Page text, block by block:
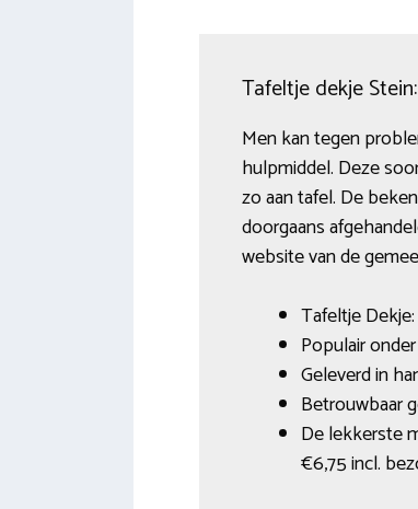
Tafeltje dekje
Men kan tegen
hulpmiddel. Deze
zo aan tafel. De
doorgaans
website van de
Tafeltje
Populair
Geleverd in
Betrouwbaar
De lekkerste
€6,75 incl.